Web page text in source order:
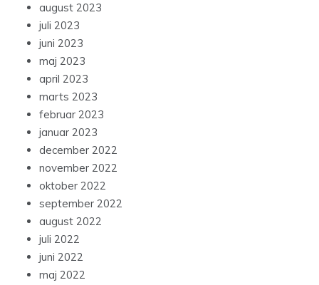
august 2023
juli 2023
juni 2023
maj 2023
april 2023
marts 2023
februar 2023
januar 2023
december 2022
november 2022
oktober 2022
september 2022
august 2022
juli 2022
juni 2022
maj 2022